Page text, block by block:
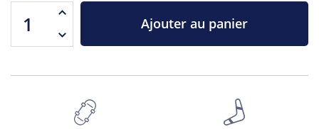
Ajouter au panier